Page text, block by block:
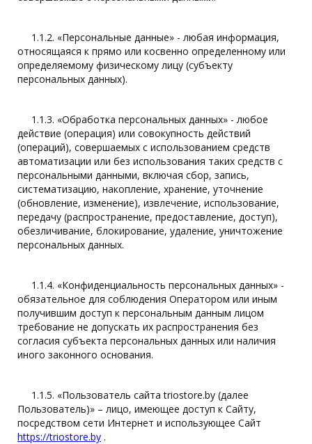
1.1.2. «Персональные данные» - любая информация,
относящаяся к прямо или косвенно определенному или
определяемому физическому лицу (субъекту
персональных данных).
1.1.3. «Обработка персональных данных» - любое
действие (операция) или совокупность действий
(операций), совершаемых с использованием средств
автоматизации или без использования таких средств с
персональными данными, включая сбор, запись,
систематизацию, накопление, хранение, уточнение
(обновление, изменение), извлечение, использование,
передачу (распространение, предоставление, доступ),
обезличивание, блокирование, удаление, уничтожение
персональных данных.
1.1.4. «Конфиденциальность персональных данных» -
обязательное для соблюдения Оператором или иным
получившим доступ к персональным данным лицом
требование не допускать их распространения без
согласия субъекта персональных данных или наличия
иного законного основания.
1.1.5. «Пользователь сайта triostore.by (далее
Пользователь)» – лицо, имеющее доступ к Сайту,
посредством сети Интернет и использующее Сайт
https://triostore.by .